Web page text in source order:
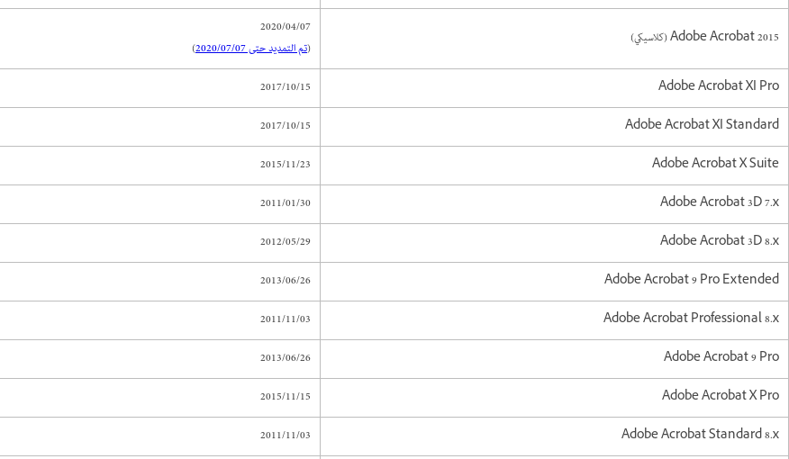
Adobe Acrobat 2015 (كلاسيكي)
2020/04/07
(تم التمديد حتى 2020/07/07
)
Adobe Acrobat XI Pro
2017/10/15
Adobe Acrobat XI Standard
2017/10/15
Adobe Acrobat X Suite
2015/11/23
Adobe Acrobat 3D 7.x
2011/01/30
Adobe Acrobat 3D 8.x
2012/05/29
Adobe Acrobat 9 Pro Extended
2013/06/26
Adobe Acrobat Professional 8.x
2011/11/03
Adobe Acrobat 9 Pro
2013/06/26
Adobe Acrobat X Pro
2015/11/15
Adobe Acrobat Standard 8.x
2011/11/03